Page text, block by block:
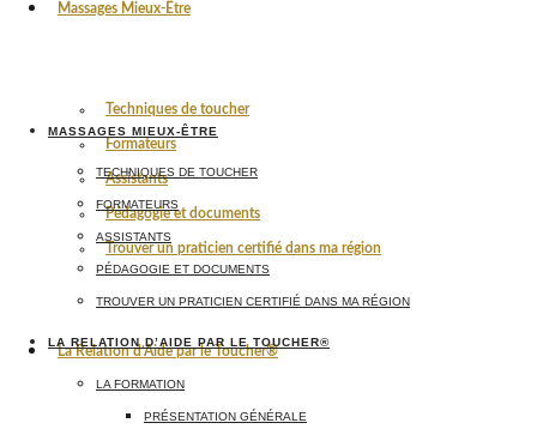
Massages Mieux-Être
Techniques de toucher
Formateurs
Assistants
Pédagogie et documents
Trouver un praticien certifié dans ma région
La Relation d’Aide par le Toucher®
MASSAGES MIEUX-ÊTRE
TECHNIQUES DE TOUCHER
FORMATEURS
ASSISTANTS
PÉDAGOGIE ET DOCUMENTS
TROUVER UN PRATICIEN CERTIFIÉ DANS MA RÉGION
LA RELATION D’AIDE PAR LE TOUCHER®
LA FORMATION
PRÉSENTATION GÉNÉRALE